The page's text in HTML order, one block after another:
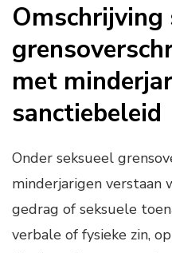
Omschrijving
met
sanctiebeleid
Onder seksueel
minderjarigen verstaan
gedrag of seksuele
verbale of fysieke zin,